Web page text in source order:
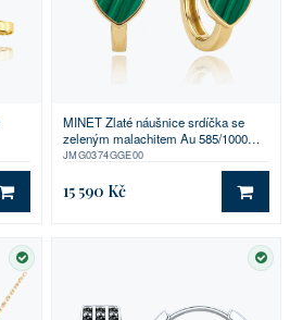
DO KOŠÍKU
MINET Zlaté náušnice srdíčka se
zeleným malachitem Au 585/1000
2,45g
JMG0374GGE00
15 590 Kč DO
SKLADEM